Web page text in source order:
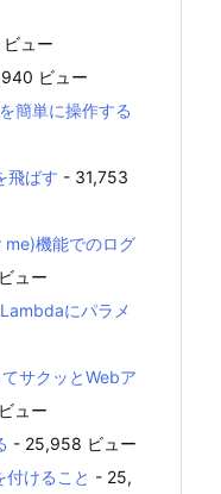
ュー
ビュー
簡単に操作する
飛ばす - 31,753
機能でのログ
ュー
にパラメ
サクッとWebア
ュー
- 25,958 ビュー
けること - 25,